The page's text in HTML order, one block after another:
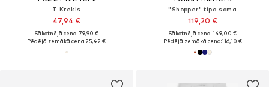
T-Krekls
47,94 €
Sākotnējā cena: 79,90 €
Pēdējā zemākā cena:25,42 €
"Shopper" tipa soma
119,20 €
Sākotnējā cena: 149,00 €
Pēdējā zemākā cena:116,10 €